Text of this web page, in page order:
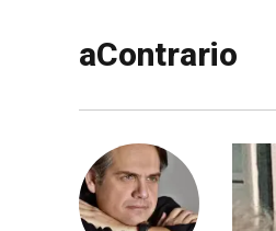
aContrario